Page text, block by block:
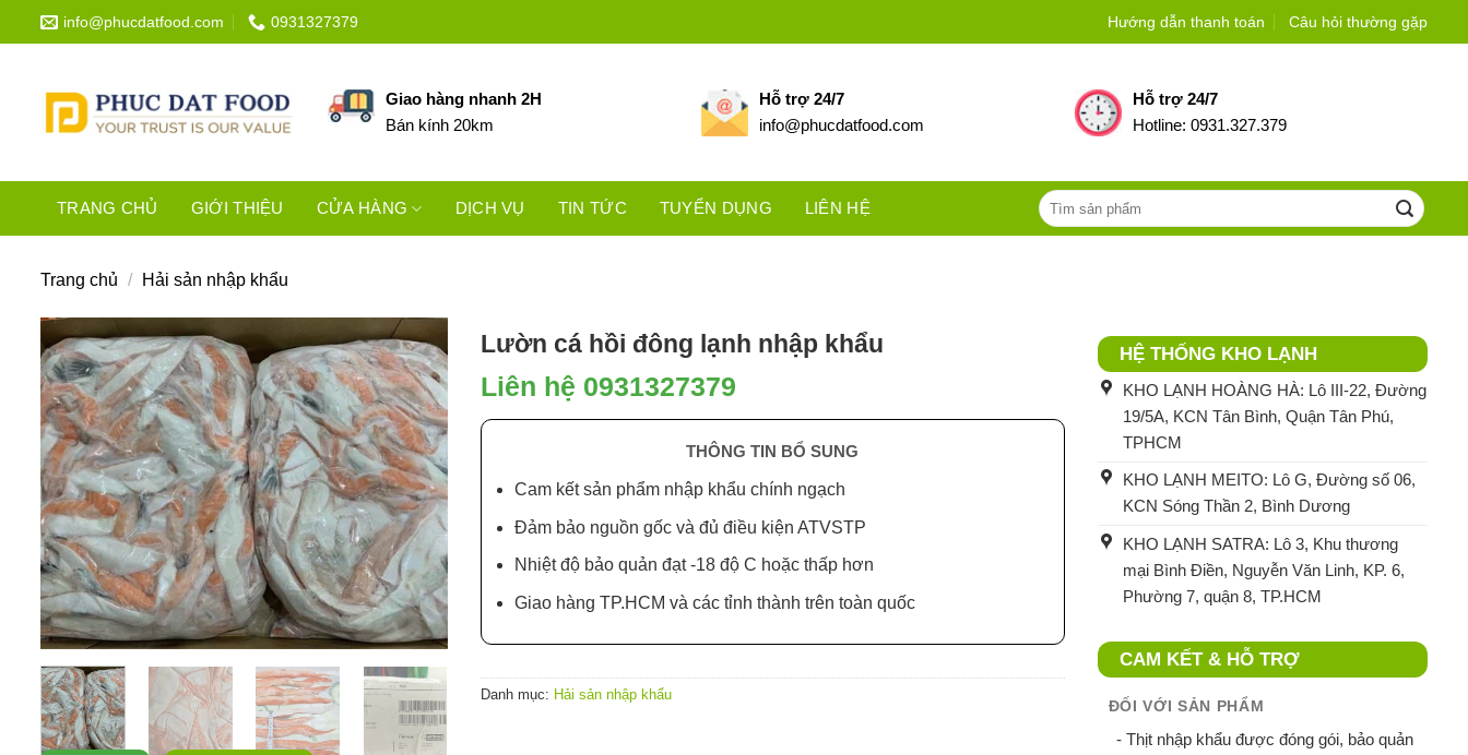
qua
info@phucdatfood.com 0931327379 Hướng dẫn thanh toán Câu hỏi thường gặp
Giao hàng nhanh 2H
Bán kính 20km
Hỗ trợ 24/7
info@phucdatfood.com
Hỗ trợ 24/7
Hotline: 0931.327.379
TRANG CHỦ GIỚI THIỆU CỬA HÀNG DỊCH VỤ TIN TỨC TUYỂN DỤNG LIÊN HỆ
Tìm
kiếm:
Trang chủ / Hải sản nhập khẩu
HỆ THỐNG KHO LẠNH
KHO LẠNH HOÀNG HÀ: Lô III-22, Đường
19/5A, KCN Tân Bình, Quận Tân Phú,
TPHCM
KHO LẠNH MEITO: Lô G, Đường số 06,
KCN Sóng Thần 2, Bình Dương
KHO LẠNH SATRA: Lô 3, Khu thương
mại Bình Điền, Nguyễn Văn Linh, KP. 6,
Phường 7, quận 8, TP.HCM
CAM KẾT & HỖ TRỢ
ĐỐI VỚI SẢN PHẨM
- Thịt nhập khẩu được đóng gói, bảo quản
Lườn cá hồi đông lạnh nhập khẩu
Liên hệ 0931327379
THÔNG TIN BỔ SUNG
Cam kết sản phẩm nhập khẩu chính ngạch
Đảm bảo nguồn gốc và đủ điều kiện ATVSTP
Nhiệt độ bảo quản đạt -18 độ C hoặc thấp hơn
Giao hàng TP.HCM và các tỉnh thành trên toàn quốc
Danh mục: Hải sản nhập khẩu